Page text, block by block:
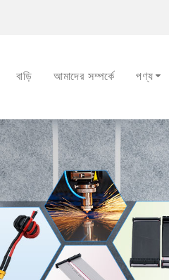
বাড়ি আমাদের সম্পর্কে পণ্য